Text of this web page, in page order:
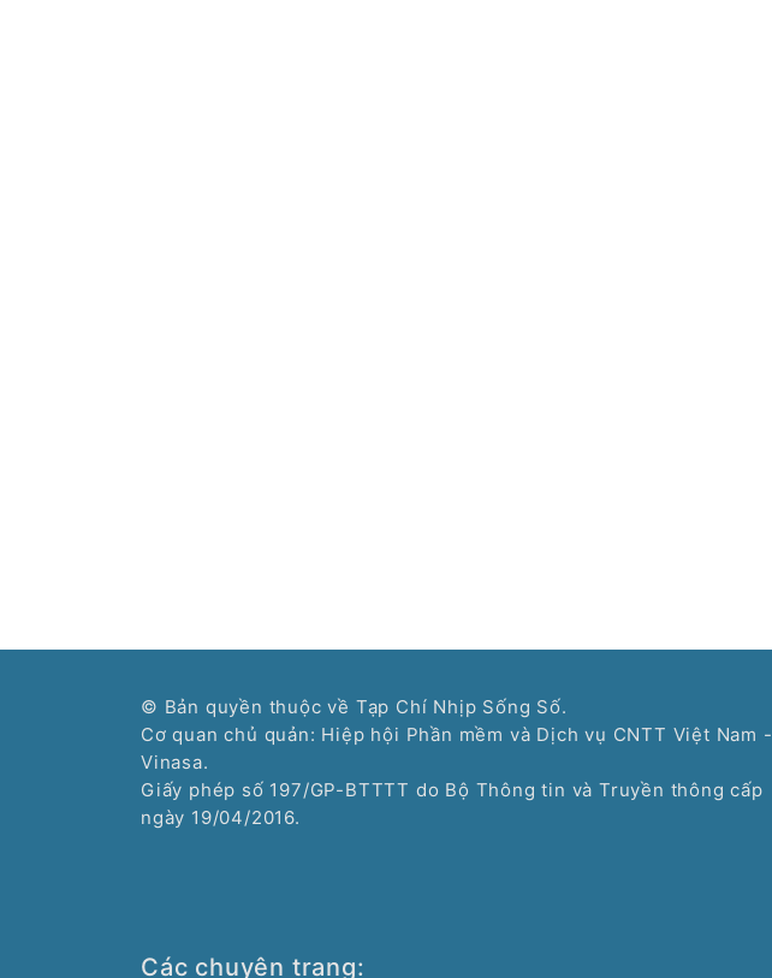
© Bản quyền thuộc về Tạp Chí Nhịp Sống Số.
Cơ quan chủ quản: Hiệp hội Phần mềm và Dịch vụ CNTT Việt Nam -
Vinasa.
Giấy phép số 197/GP-BTTTT do Bộ Thông tin và Truyền thông cấp
ngày 19/04/2016.
Các chuyên trang: